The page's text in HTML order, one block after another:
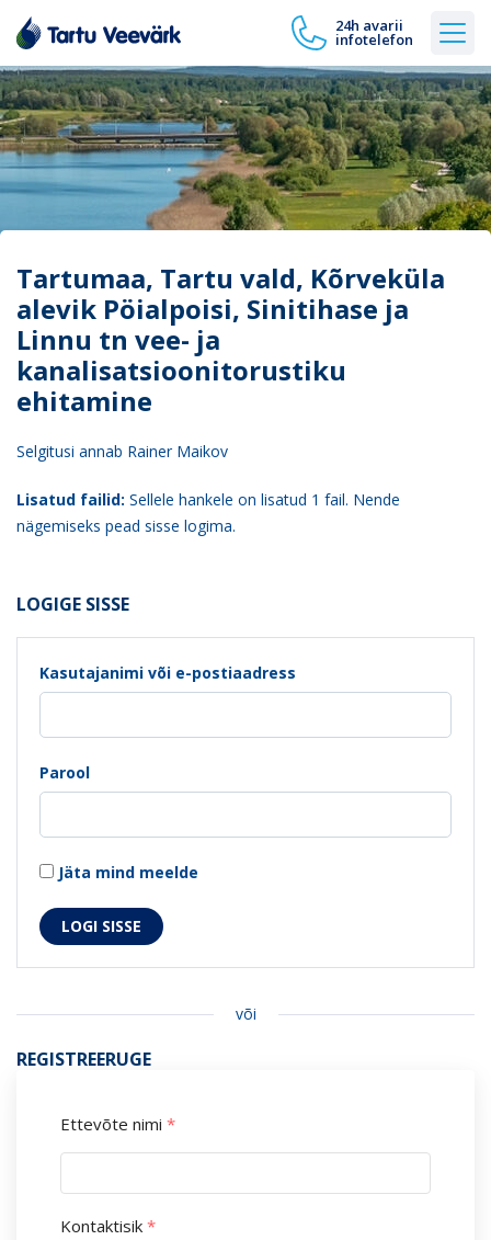
24h avarii
infotelefon
Tartumaa, Tartu vald, Kõrveküla
alevik Pöialpoisi, Sinitihase ja
Linnu tn vee- ja
kanalisatsioonitorustiku
ehitamine
Selgitusi annab Rainer Maikov
Lisatud failid: Sellele hankele on lisatud 1 fail. Nende
nägemiseks pead sisse logima.
LOGIGE SISSE
Kasutajanimi või e-postiaadress
Parool
Jäta mind meelde
või
REGISTREERUGE
Ettevõte nimi *
Kontaktisik *